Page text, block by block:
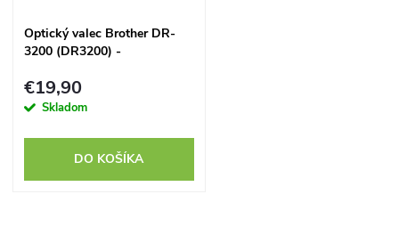
o
v
o
v
Optický valec Brother DR-
3200 (DR3200) -
€19,90
Skladom
DO KOŠÍKA